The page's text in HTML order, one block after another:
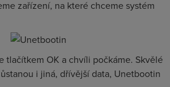
zařízení, na které chceme systém
tlačítkem OK a chvíli počkáme. Skvělé
i jiná, dřívější data, Unetbootin